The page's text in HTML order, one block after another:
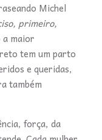
Michel
primeiro,
a maior
tem um parto
e queridas,
também
força, da